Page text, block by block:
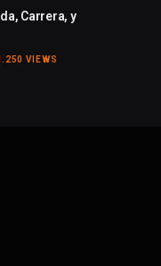
Carrera, y
VIEWS